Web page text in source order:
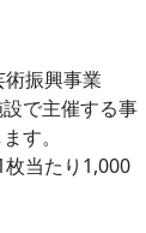
振興事業
で主催する事
す。
枚当たり1,000